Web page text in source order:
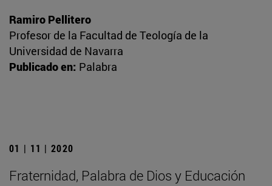
Ramiro Pellitero
Profesor de la Facultad de Teología de la
Universidad de Navarra
Publicado en: Palabra
01 | 11 | 2020
Fraternidad, Palabra de Dios y Educación